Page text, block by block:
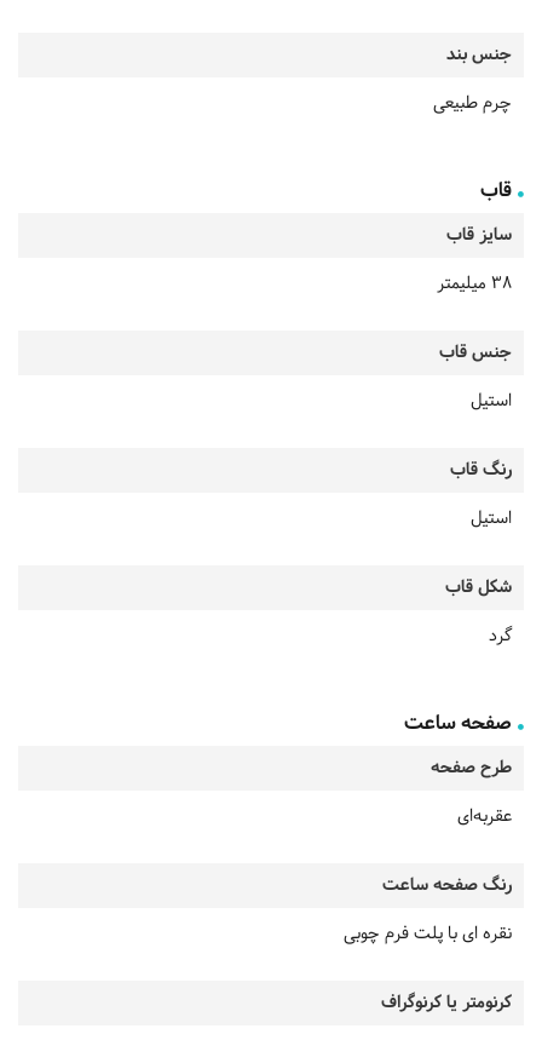
جنس بند
چرم طبیعی
قاب
سایز قاب
38 میلیمتر
جنس قاب
استیل
رنگ قاب
استیل
شکل قاب
گرد
صفحه ساعت
طرح صفحه
عقربه‌ای
رنگ صفحه ساعت
نقره ای با پلت فرم چوبی
کرنومتر یا کرنوگراف